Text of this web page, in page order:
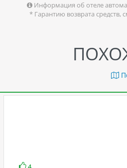
Информация об отеле
* Гарантию возврата средств,